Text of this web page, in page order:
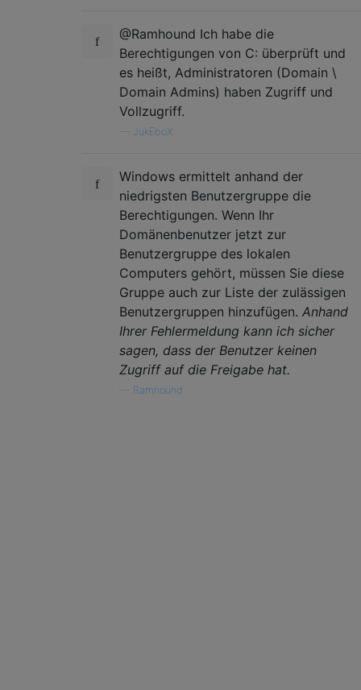
@Ramhound Ich habe die
Berechtigungen von C: überprüft und
es heißt, Administratoren (Domain \
Domain Admins) haben Zugriff und
Vollzugriff.
JukEboX
Windows ermittelt anhand der
niedrigsten Benutzergruppe die
Berechtigungen. Wenn Ihr
Domänenbenutzer jetzt zur
Benutzergruppe des lokalen
Computers gehört, müssen Sie diese
Gruppe auch zur Liste der zulässigen
Benutzergruppen hinzufügen. Anhand
Ihrer Fehlermeldung kann ich sicher
sagen, dass der Benutzer keinen
Zugriff auf die Freigabe hat.
Ramhound